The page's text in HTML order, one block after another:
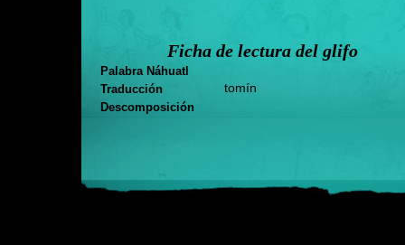
Ficha de lectura del glifo
Palabra Náhuatl
Traducción
tomín
Descomposición